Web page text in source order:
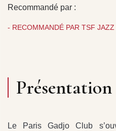
Recommandé par :
- RECOMMANDÉ PAR TSF JAZZ
Présentation
Le Paris Gadjo Club